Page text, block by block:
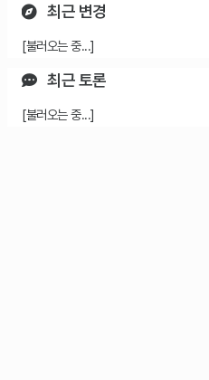
최근 변경
[불러오는 중...]
최근 토론
[불러오는 중...]